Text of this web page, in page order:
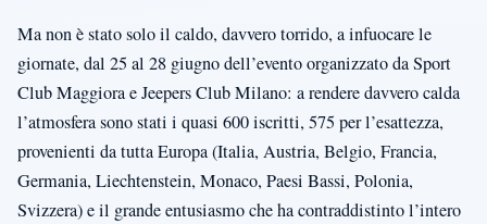
Ma non è stato solo il caldo, davvero torrido, a infuocare le
giornate, dal 25 al 28 giugno dell’evento organizzato da Sport
Club Maggiora e Jeepers Club Milano: a rendere davvero calda
l’atmosfera sono stati i quasi 600 iscritti, 575 per l’esattezza,
provenienti da tutta Europa (Italia, Austria, Belgio, Francia,
Germania, Liechtenstein, Monaco, Paesi Bassi, Polonia,
Svizzera) e il grande entusiasmo che ha contraddistinto l’intero